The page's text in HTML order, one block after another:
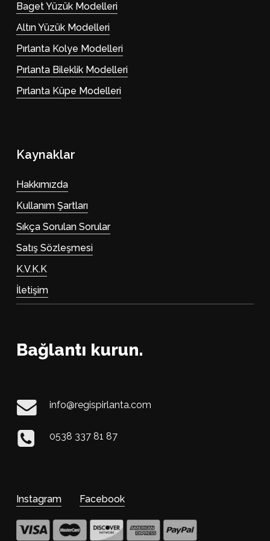
Baget Yüzük Modelleri
Altın Yüzük Modelleri
Pırlanta Kolye Modelleri
Pırlanta Bileklik Modelleri
Pırlanta Küpe Modelleri
Kaynaklar
Hakkımızda
Kullanım Şartları
Sıkça Sorulan Sorular
Satış Sözleşmesi
K.V.K.K
İletişim
Bağlantı kurun.
info@regispirlanta.com
0538 337 81 87
Instagram Facebook